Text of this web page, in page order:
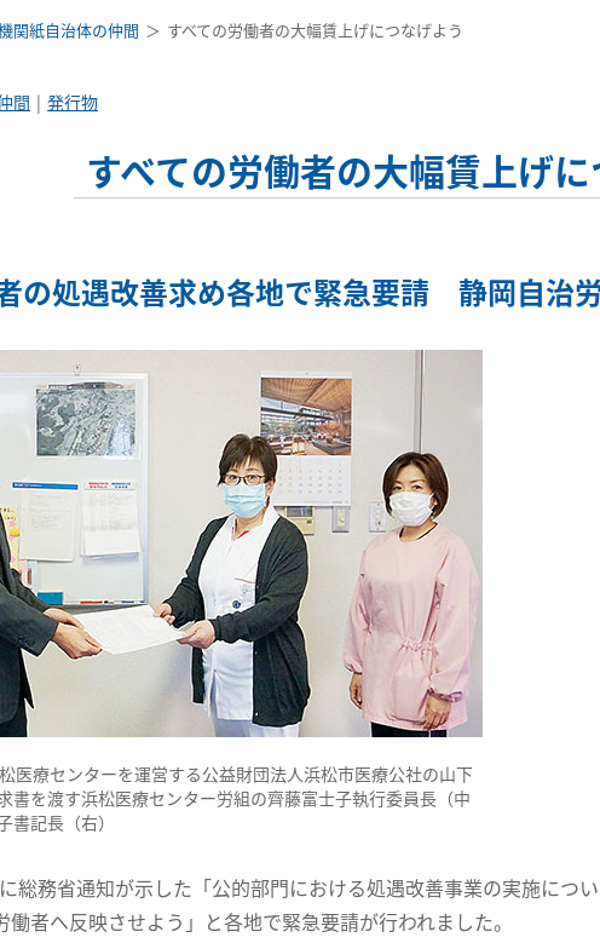
関紙自治体の仲間 すべての労働者の大幅賃上げにつなげよう
間
発行物
すべての労働者の大幅賃上げ
の処遇改善求め各地で緊急要請 静岡自治
医療センターを運営する公益財団法人浜松市医療公社の山下
書を渡す浜松医療センター労組の齊藤富士子執行委員長（中
書記長（右）
総務省通知が示した「公的部門における処遇改善事業の実施につ
働者へ反映させよう」と各地で緊急要請が行われました。